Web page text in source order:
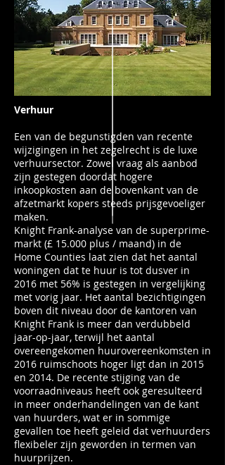
Verhuur
Een van de begunstigden van recente
wijzigingen in het zegelrecht is de luxe
verhuursector. Zowel vraag als aanbod
zijn gestegen doordat hogere
inkoopkosten aan de bovenkant van de
afzetmarkt kopers steeds prijsgevoeliger
maken.
Knight Frank-analyse van de superprime-
markt (£ 15.000 plus / maand) in de
Home Counties laat zien dat het aantal
woningen dat te huur is tot dusver in
2016 met 56% is gestegen in vergelijking
met vorig jaar. Het aantal bezichtigingen
boven dit niveau door de kantoren van
Knight Frank is meer dan verdubbeld
jaar-op-jaar, terwijl het aantal
overeengekomen huurovereenkomsten in
2016 ruimschoots hoger ligt dan in 2015
en 2014. De recente stijging van de
voorraadniveaus heeft ook geresulteerd
in meer onderhandelingen van de kant
van huurders, wat er in sommige
gevallen toe heeft geleid dat verhuurders
flexibeler zijn geworden in termen van
huurprijzen.